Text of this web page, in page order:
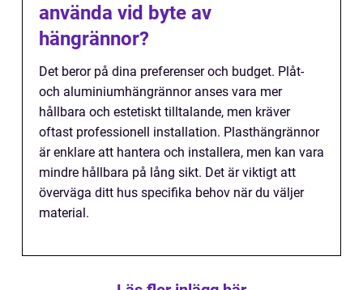
använda vid byte av
hängrännor?
Det beror på dina preferenser och budget. Plåt-
och aluminiumhängrännor anses vara mer
hållbara och estetiskt tilltalande, men kräver
oftast professionell installation. Plasthängrännor
är enklare att hantera och installera, men kan vara
mindre hållbara på lång sikt. Det är viktigt att
överväga ditt hus specifika behov när du väljer
material.